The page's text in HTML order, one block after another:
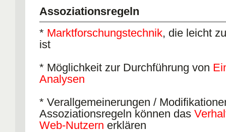
Assoziationsregeln
* Marktforschungstechnik, die leicht
ist
* Möglichkeit zur Durchführung von
Analysen
* Verallgemeinerungen /
Assoziationsregeln können das
Web-Nutzern erklären